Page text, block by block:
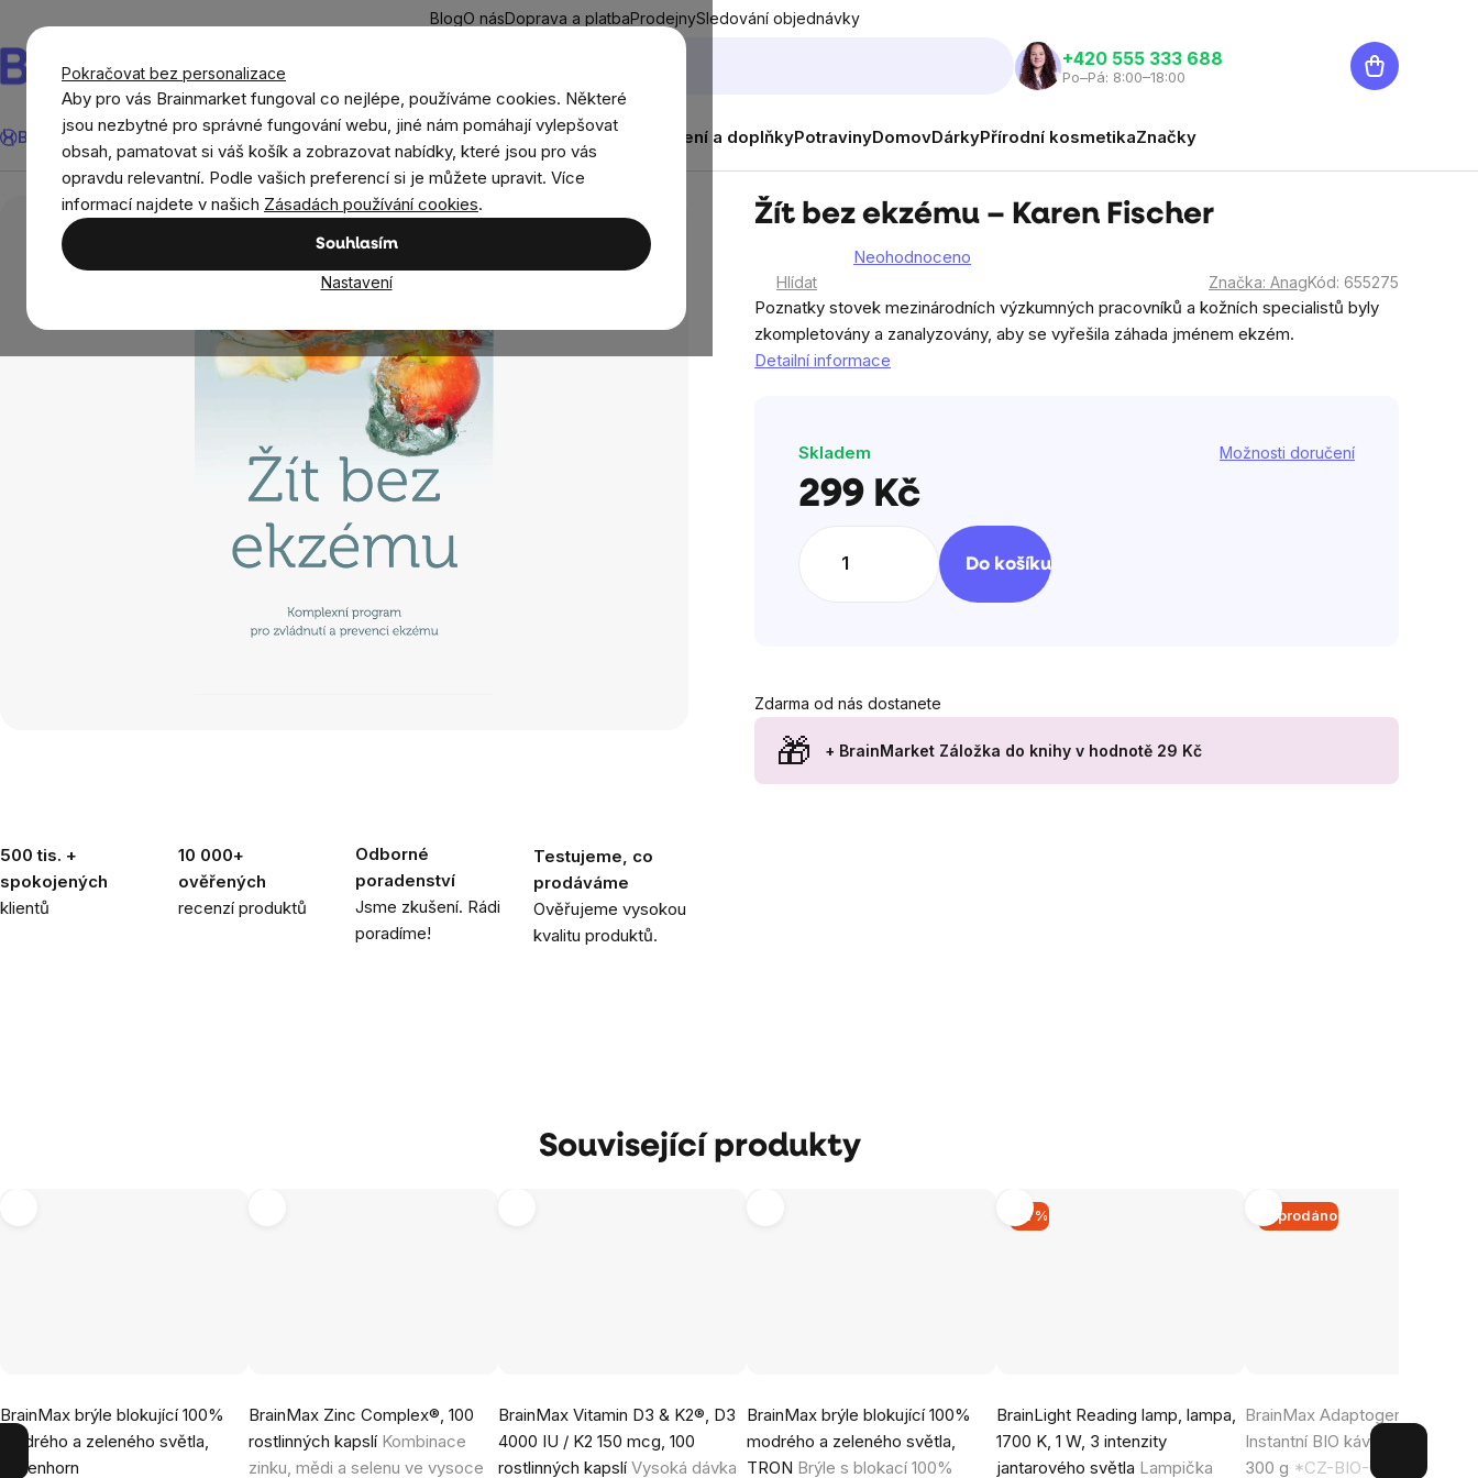
Pokračovat bez personalizace
Aby pro vás Brainmarket fungoval co nejlépe, používáme cookies. Některé
jsou nezbytné pro správné fungování webu, jiné nám pomáhají vylepšovat
obsah, pamatovat si váš košík a zobrazovat nabídky, které jsou pro vás
opravdu relevantní. Podle vašich preferencí si je můžete upravit. Více
informací najdete v našich Zásadách používání cookies.
Souhlasím
Nastavení
obsah
BlogO násDoprava a platbaProdejnySledování objednávky
Hledat
‭+420 555 333 688
Po–Pá: 8:00–18:00
Nákupní
košík
BrainMax® Léto Ušetři CíleDoplňky stravy a výživaNovinkyMužiŽenyDěti Oblečení a doplňkyPotravinyDomovDárkyPřírodní kosmetikaZnačky
Domov Knihy Žít bez ekzému – Karen Fischer
Žít bez ekzému – Karen Fischer
hodnocení
produktu
0,0
hvězdiček.
Neohodnoceno
500 tis. +
spokojených
klientů
10 000+
ověřených
recenzí produktů
Odborné
poradenství
Jsme zkušení. Rádi
poradíme!
Testujeme, co
prodáváme
Ověřujeme vysokou
kvalitu produktů.
Zdarma od nás dostanete
+ BrainMarket Záložka do knihy v hodnotě 29 Kč
Hlídat Značka: AnagKód: 655275
Poznatky stovek mezinárodních výzkumných pracovníků a kožních specialistů byly
zkompletovány a zanalyzovány, aby se vyřešila záhada jménem ekzém.
Detailní informace
Skladem Možnosti doručení
299 Kč
cena:
Do košíku
Související produkty
BrainMax brýle blokující 100%
modrého a zeleného světla,
Greenhorn
hodnocení
produktu
BrainMax Zinc Complex®, 100
rostlinných kapslí Kombinace
zinku, mědi a selenu ve vysoce
hodnocení
produktu
BrainMax Vitamin D3 & K2®, D3
4000 IU / K2 150 mcg, 100
rostlinných kapslí Vysoká dávka
hodnocení
produktu
BrainMax brýle blokující 100%
modrého a zeleného světla,
TRON Brýle s blokací 100%
hodnocení
produktu
–11 %
BrainLight Reading lamp, lampa,
1700 K, 1 W, 3 intenzity
jantarového světla Lampička
hodnocení
produktu
Vyprodáno
BrainMax Adaptogenic Coffee,
Instantní BIO káva s
300 g *CZ-BIO-001 certifikát
hodnocení
produktu